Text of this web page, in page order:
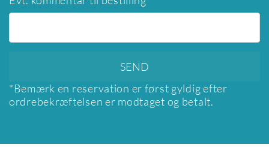
*Bemærk en reservation er først gyldig efter
ordrebekræftelsen er modtaget og betalt.